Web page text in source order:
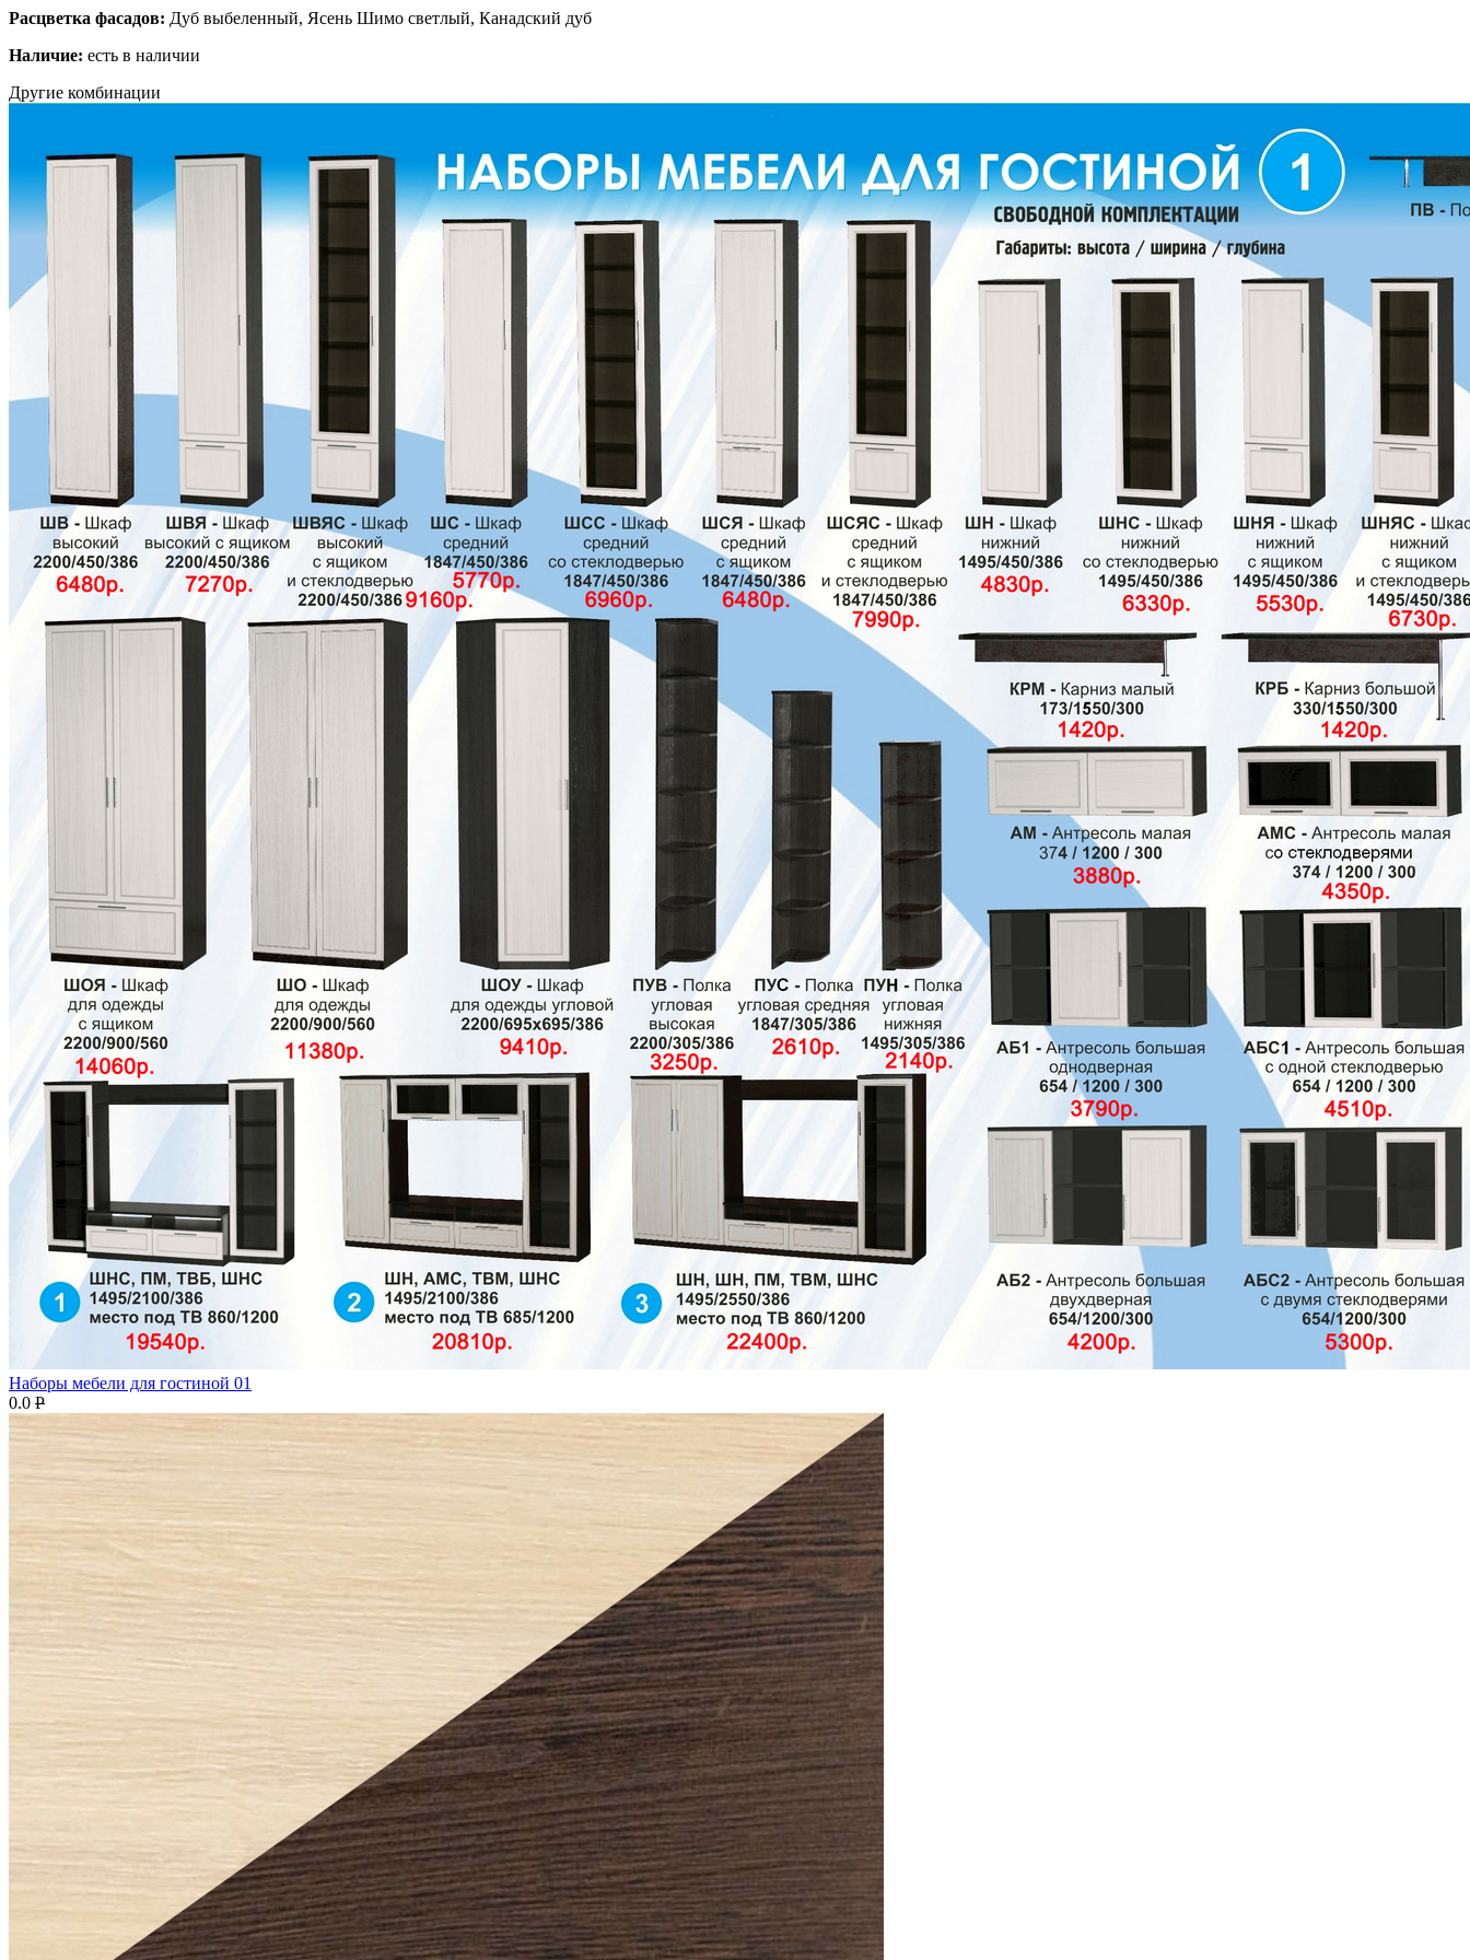
Расцветка фасадов: Дуб выбеленный, Ясень Шимо светлый, Канадский дуб
Наличие: есть в наличии
Другие комбинации
Наборы мебели для гостиной 01
0.0 P